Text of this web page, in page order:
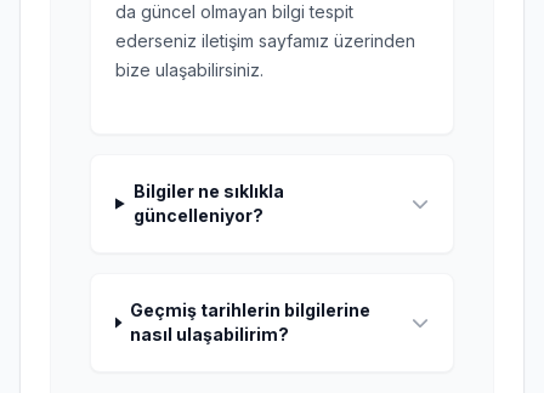
da güncel olmayan bilgi tespit
ederseniz iletişim sayfamız üzerinden
bize ulaşabilirsiniz.
Bilgiler ne sıklıkla
güncelleniyor?
Geçmiş tarihlerin bilgilerine
nasıl ulaşabilirim?